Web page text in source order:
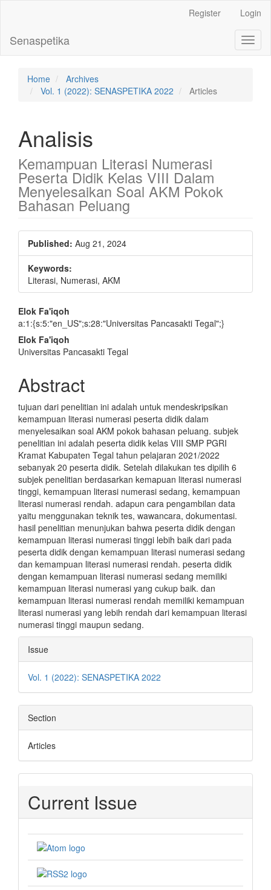
Content
Sidebar
Register Login
Senaspetika
Home
Archives
Vol. 1 (2022): SENASPETIKA 2022
Articles
Analisis
Kemampuan Literasi Numerasi
Peserta Didik Kelas VIII Dalam
Menyelesaikan Soal AKM Pokok
Bahasan Peluang
Article
Sidebar
Published: Aug 21, 2024
Keywords:
Literasi, Numerasi, AKM
Main
Article
Content
Elok Fa'iqoh
a:1:{s:5:"en_US";s:28:"Universitas Pancasakti Tegal";}
Elok Fa'iqoh
Universitas Pancasakti Tegal
Abstract
tujuan dari penelitian ini adalah untuk mendeskripsikan
kemampuan literasi numerasi peserta didik dalam
menyelesaikan soal AKM pokok bahasan peluang. subjek
penelitian ini adalah peserta didik kelas VIII SMP PGRI
Kramat Kabupaten Tegal tahun pelajaran 2021/2022
sebanyak 20 peserta didik. Setelah dilakukan tes dipilih 6
subjek penelitian berdasarkan kemapuan literasi numerasi
tinggi, kemampuan literasi numerasi sedang, kemampuan
literasi numerasi rendah. adapun cara pengambilan data
yaitu menggunakan teknik tes, wawancara, dokumentasi.
hasil penelitian menunjukan bahwa peserta didik dengan
kemampuan literasi numerasi tinggi lebih baik dari pada
peserta didik dengan kemampuan literasi numerasi sedang
dan kemampuan literasi numerasi rendah. peserta didik
dengan kemampuan literasi numerasi sedang memiliki
kemampuan literasi numerasi yang cukup baik. dan
kemampuan literasi numerasi rendah memiliki kemampuan
literasi numerasi yang lebih rendah dari kemampuan literasi
numerasi tinggi maupun sedang.
Article
Details
Issue
Vol. 1 (2022): SENASPETIKA 2022
Section
Articles
Current Issue